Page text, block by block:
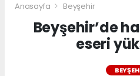
Anasayfa Beyşehir
Beyşehir’de
eseri